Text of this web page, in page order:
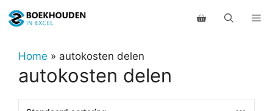
naar
inhoudHome » autokosten delen
autokosten delen